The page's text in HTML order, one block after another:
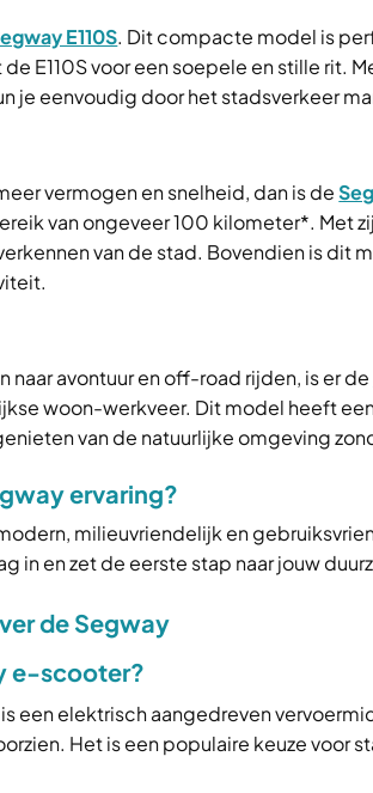
E110S. Dit compacte model is
E110S voor een soepele en stille rit.
je eenvoudig door het stadsverkeer
vermogen en snelheid, dan is de
van ongeveer 100 kilometer*. Met
van de stad. Bovendien is
naar avontuur en off-road rijden, is er de
woon-werkveer. Dit model heeft
van de natuurlijke omgeving
ervaring?
milieuvriendelijk en
in en zet de eerste stap naar jouw
de Segway
e-scooter?
een elektrisch aangedreven
Het is een populaire keuze voor